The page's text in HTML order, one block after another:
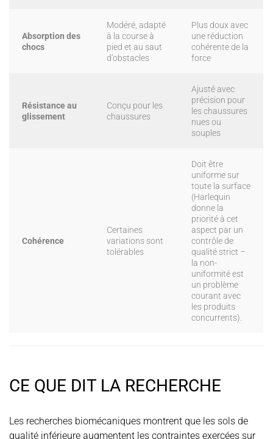
Absorption des
chocs
Modéré, adapté
à la course à
pied et au saut
d’obstacles
Plus doux avec
une réduction
cohérente de la
force
Résistance au
glissement
Conçu pour les
chaussures
Ajusté avec
précision pour
les chaussures
nues ou
souples
Cohérence
Certaines
variations sont
tolérables
Doit être
uniforme sur
toute la surface
(Harlequin
donne la
priorité à cet
aspect par un
contrôle de
qualité strict –
la non-
uniformité est
un problème
courant avec
les produits
concurrents).
CE QUE DIT LA RECHERCHE
Les recherches biomécaniques montrent que les sols de
qualité inférieure augmentent les contraintes exercées sur